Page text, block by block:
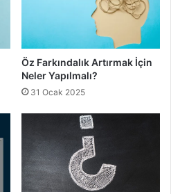
Öz Farkındalık Artırmak İçin
Neler Yapılmalı?
31 Ocak 2025